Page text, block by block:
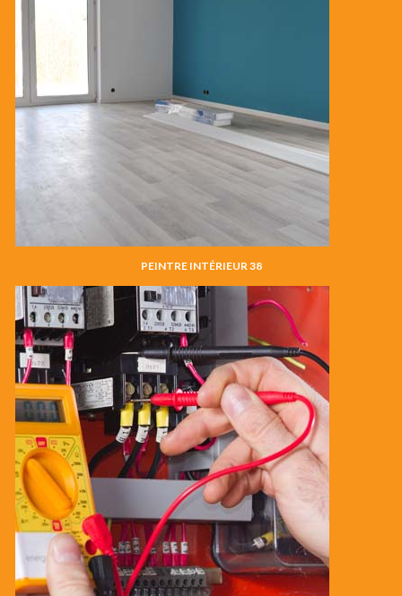
PEINTRE INTÉRIEUR 38